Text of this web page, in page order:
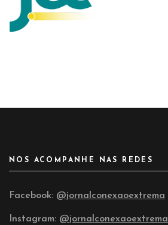
NOS ACOMPANHE NAS REDES
Facebook: @jornalconexaoextrema
Instagram: @jornalconexaoextrema